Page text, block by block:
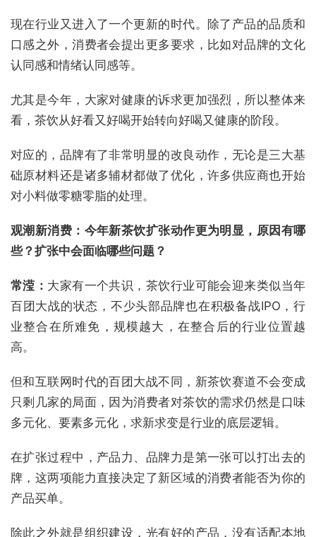
现在行业又进入了一个更新的时代。除了产品的品质和
口感之外，消费者会提出更多要求，比如对品牌的文化
认同感和情绪认同感等。
尤其是今年，大家对健康的诉求更加强烈，所以整体来
看，茶饮从好看又好喝开始转向好喝又健康的阶段。
对应的，品牌有了非常明显的改良动作，无论是三大基
础原材料还是诸多辅材都做了优化，许多供应商也开始
对小料做零糖零脂的处理。
观潮新消费：今年新茶饮扩张动作更为明显，原因有哪
些？扩张中会面临哪些问题？
常滢： 大家有一个共识，茶饮行业可能会迎来类似当年
百团大战的状态，不少头部品牌也在积极备战IPO，行
业整合在所难免，规模越大，在整合后的行业位置越
高。
但和互联网时代的百团大战不同，新茶饮赛道不会变成
只剩几家的局面，因为消费者对茶饮的需求仍然是口味
多元化、要素多元化，求新求变是行业的底层逻辑。
在扩张过程中，产品力、品牌力是第一张可以打出去的
牌，这两项能力直接决定了新区域的消费者能否为你的
产品买单。
除此之外就是组织建设，光有好的产品，没有适配本地